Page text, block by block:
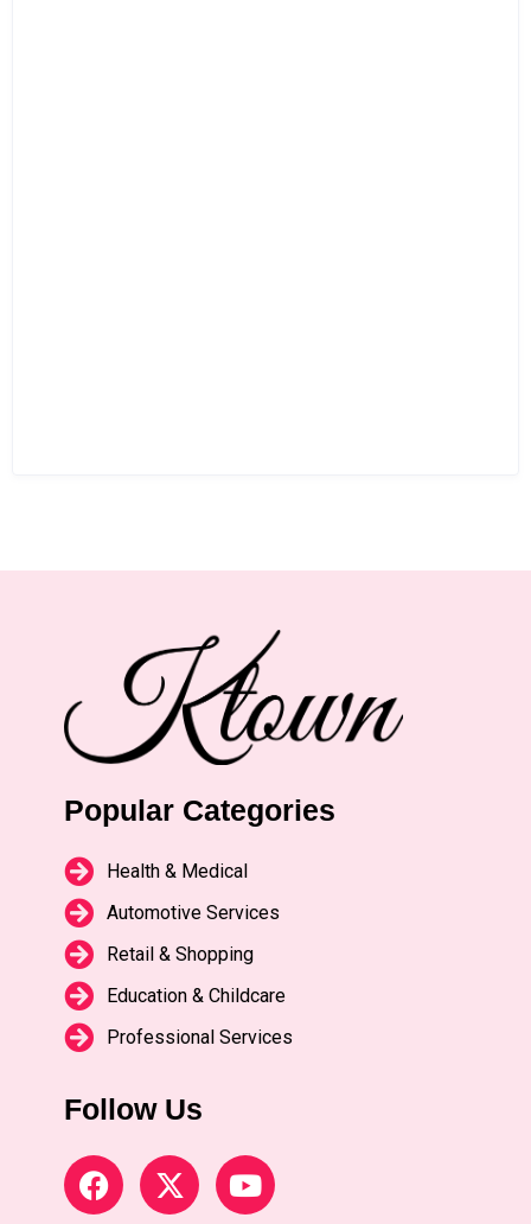
Popular Categories
Health & Medical
Automotive Services
Retail & Shopping
Education & Childcare
Professional Services
Follow Us